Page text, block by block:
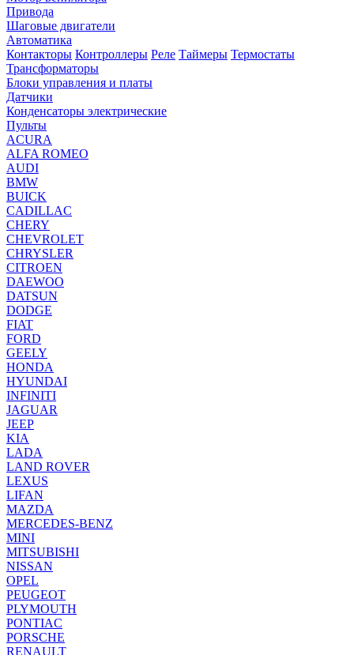
Привода
Шаговые двигатели
Автоматика
Контакторы Контроллеры Реле Таймеры Термостаты
Трансформаторы
Блоки управления и платы
Датчики
Конденсаторы электрические
Пульты
ACURA
ALFA ROMEO
AUDI
BMW
BUICK
CADILLAC
CHERY
CHEVROLET
CHRYSLER
CITROEN
DAEWOO
DATSUN
DODGE
FIAT
FORD
GEELY
HONDA
HYUNDAI
INFINITI
JAGUAR
JEEP
KIA
LADA
LAND ROVER
LEXUS
LIFAN
MAZDA
MERCEDES-BENZ
MINI
MITSUBISHI
NISSAN
OPEL
PEUGEOT
PLYMOUTH
PONTIAC
PORSCHE
RENAULT